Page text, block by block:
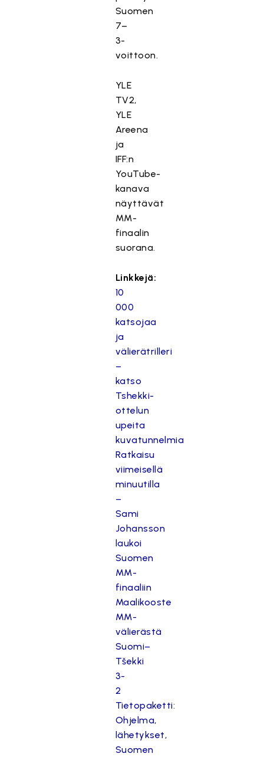
Suomen
7–
3-
voittoon.
YLE
TV2,
YLE
Areena
ja
IFF:n
YouTube-
kanava
näyttävät
MM-
finaalin
suorana.
Linkkejä:
10
000
katsojaa
ja
välierätrilleri
–
katso
Tshekki-
ottelun
upeita
kuvatunnelmia
Ratkaisu
viimeisellä
minuutilla
–
Sami
Johansson
laukoi
Suomen
MM-
finaaliin
Maalikooste
MM-
välierästä
Suomi–
Tšekki
3-
2
Tietopaketti:
Ohjelma,
lähetykset,
Suomen